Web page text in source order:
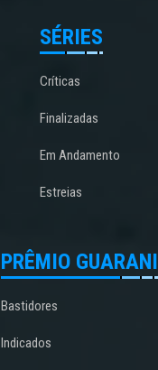
SÉRIES
Críticas
Finalizadas
Em Andamento
Estreias
PRÊMIO GUARANI
Bastidores
Indicados